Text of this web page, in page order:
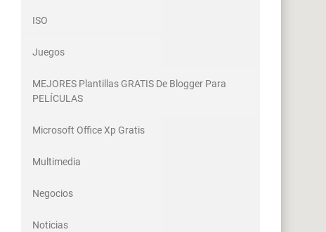
ISO
Juegos
MEJORES Plantillas GRATIS De Blogger Para
PELÍCULAS
Microsoft Office Xp Gratis
Multimedia
Negocios
Noticias